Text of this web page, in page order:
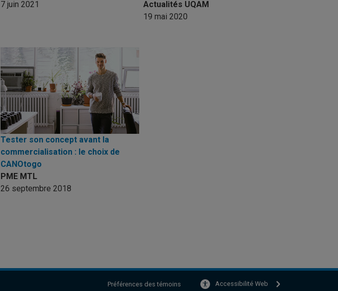
7 juin 2021
Actualités UQAM
19 mai 2020
Tester son concept avant la
commercialisation : le choix de
CANOtogo
PME MTL
26 septembre 2018
Préférences des témoins Accessibilité Web